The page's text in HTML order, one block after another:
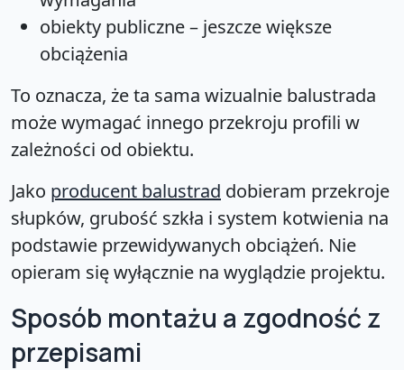
obiekty publiczne – jeszcze większe
obciążenia
To oznacza, że ta sama wizualnie balustrada
może wymagać innego przekroju profili w
zależności od obiektu.
Jako producent balustrad dobieram przekroje
słupków, grubość szkła i system kotwienia na
podstawie przewidywanych obciążeń. Nie
opieram się wyłącznie na wyglądzie projektu.
Sposób montażu a zgodność z
przepisami